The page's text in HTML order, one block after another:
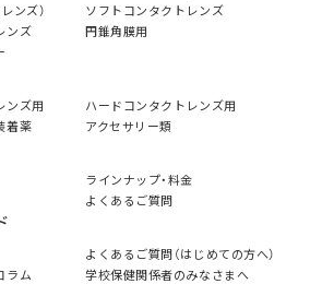
ンズ）
ソフトコンタクトレンズ
ンズ
円錐角膜用
ンズ用
ハードコンタクトレンズ用
着薬
アクセサリー類
ラインナップ・料金
よくあるご質問
よくあるご質問（はじめての方へ）
ラム
学校保健関係者のみなさまへ